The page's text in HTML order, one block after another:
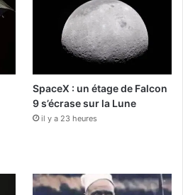
SpaceX : un étage de Falcon
9 s’écrase sur la Lune
il y a 23 heures